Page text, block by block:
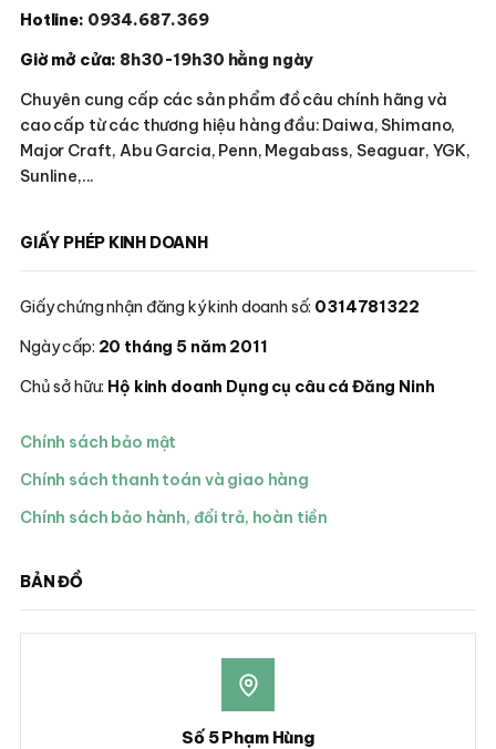
Hotline: 0934.687.369
Giờ mở cửa: 8h30-19h30 hằng ngày
Chuyên cung cấp các sản phẩm đồ câu chính hãng và
cao cấp từ các thương hiệu hàng đầu: Daiwa, Shimano,
Major Craft, Abu Garcia, Penn, Megabass, Seaguar, YGK,
Sunline,...
GIẤY PHÉP KINH DOANH
Giấy chứng nhận đăng ký kinh doanh số: 0314781322
Ngày cấp: 20 tháng 5 năm 2011
Chủ sở hữu: Hộ kinh doanh Dụng cụ câu cá Đăng Ninh
Chính sách bảo mật
Chính sách thanh toán và giao hàng
Chính sách bảo hành, đổi trả, hoàn tiền
BẢN ĐỒ
Số 5 Phạm Hùng